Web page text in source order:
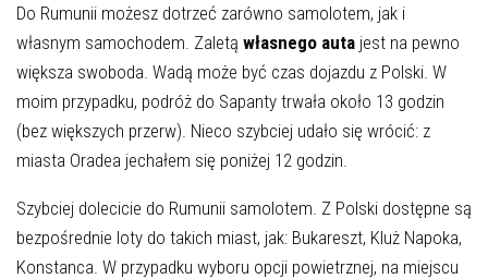
Do Rumunii możesz dotrzeć zarówno samolotem, jak i
własnym samochodem. Zaletą własnego auta jest na pewno
większa swoboda. Wadą może być czas dojazdu z Polski. W
moim przypadku, podróż do Sapanty trwała około 13 godzin
(bez większych przerw). Nieco szybciej udało się wrócić: z
miasta Oradea jechałem się poniżej 12 godzin.
Szybciej dolecicie do Rumunii samolotem. Z Polski dostępne są
bezpośrednie loty do takich miast, jak: Bukareszt, Kluż Napoka,
Konstanca. W przypadku wyboru opcji powietrznej, na miejscu